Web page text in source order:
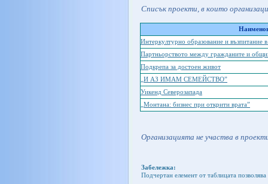
Списък проекти, в които
Интеркултурно образование и
Партньорството между гражданите и
Подкрепа за достоен живот
„И АЗ ИМАМ СЕМЕЙСТВО”
Уикенд Северозапада
„Монтана: бизнес при открити врата”
Организацията не участва в
Забележка:
Подчертан елемент от таблицата